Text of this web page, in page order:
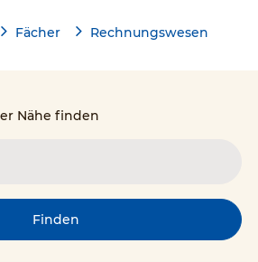
Fächer Rechnungswesen
Nähe finden
Finden